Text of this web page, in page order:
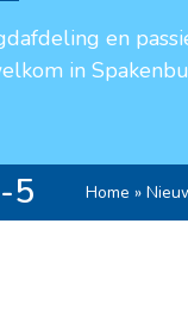
en
in
5 Home »